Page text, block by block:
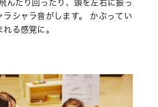
んだり回ったり、頭を左右に振っ
ラシャラ音がします。 かぶってい
る感覚に。